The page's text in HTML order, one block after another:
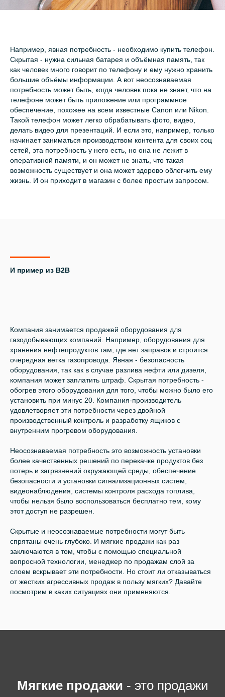
Например, явная потребность - необходимо купить телефон.
Скрытая - нужна сильная батарея и объёмная память, так
как человек много говорит по телефону и ему нужно хранить
большие объёмы информации. А вот неосознаваемая
потребность может быть, когда человек пока не знает, что на
телефоне может быть приложение или программное
обеспечение, похожее на всем известные Canon или Nikon.
Такой телефон может легко обрабатывать фото, видео,
делать видео для презентаций. И если это, например, только
начинает заниматься производством контента для своих соц
сетей, эта потребность у него есть, но она не лежит в
оперативной памяти, и он может не знать, что такая
возможность существует и она может здорово облегчить ему
жизнь. И он приходит в магазин с более простым запросом.
И пример из B2B
Компания занимается продажей оборудования для
газодобывающих компаний. Например, оборудования для
хранения нефтепродуктов там, где нет заправок и строится
очередная ветка газопровода. Явная - безопасность
оборудования, так как в случае разлива нефти или дизеля,
компания может заплатить штраф. Скрытая потребность -
обогрев этого оборудования для того, чтобы можно было его
установить при минус 20. Компания-производитель
удовлетворяет эти потребности через двойной
производственный контроль и разработку ящиков с
внутренним прогревом оборудования.
Неосознаваемая потребность это возможность установки
более качественных решений по перекачке продуктов без
потерь и загрязнений окружающей среды, обеспечение
безопасности и установки сигнализационных систем,
видеонаблюдения, системы контроля расхода топлива,
чтобы нельзя было воспользоваться бесплатно тем, кому
этот доступ не разрешен.
Скрытые и неосознаваемые потребности могут быть
спрятаны очень глубоко. И мягкие продажи как раз
заключаются в том, чтобы с помощью специальной
вопросной технологии, менеджер по продажам слой за
слоем вскрывает эти потребности. Но стоит ли отказываться
от жестких агрессивных продаж в пользу мягких? Давайте
посмотрим в каких ситуациях они применяются.
Мягкие продажи - это продажи